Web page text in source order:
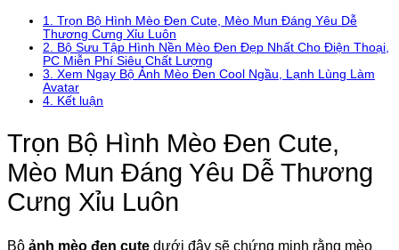
1.
Trọn Bộ Hình Mèo Đen Cute, Mèo Mun Đáng Yêu Dễ
Thương Cưng Xỉu Luôn
2.
Bộ Sưu Tập Hình Nền Mèo Đen Đẹp Nhất Cho Điện Thoại,
PC Miễn Phí Siêu Chất Lượng
3. Xem Ngay Bộ Ảnh Mèo Đen Cool Ngầu, Lạnh Lùng Làm
Avatar
4.
Kết luận
Trọn Bộ Hình Mèo Đen Cute,
Mèo Mun Đáng Yêu Dễ Thương
Cưng Xỉu Luôn
Bộ ảnh mèo đen cute dưới đây sẽ chứng minh rằng mèo